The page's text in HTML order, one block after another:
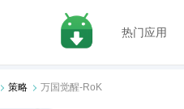
热门应用
策略 万国觉醒-RoK